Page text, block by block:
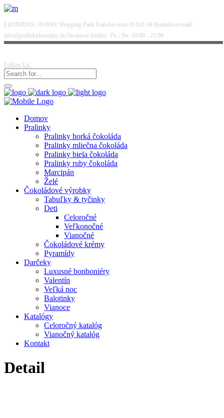
LEONIDAS | AVION Shopping Park Ivanská cesta 16 821 04 Bratislava email:
info@pralinkyleonidas.sk Otváracie hodiny: Po - Ne: 10:00 - 21:00
Follow Us:
Domov
Pralinky
Pralinky horká čokoláda
Pralinky mliečna čokoláda
Pralinky biela čokoláda
Pralinky ruby čokoláda
Marcipán
Želé
Čokoládové výrobky
Tabuľky & tyčinky
Deti
Celoročné
Veľkonočné
Vianočné
Čokoládové krémy
Pyramídy
Darčeky
Luxusné bonboniéry
Valentín
Veľká noc
Balotinky
Vianoce
Katalógy
Celoročný katalóg
Vianočný katalóg
Kontakt
Detail